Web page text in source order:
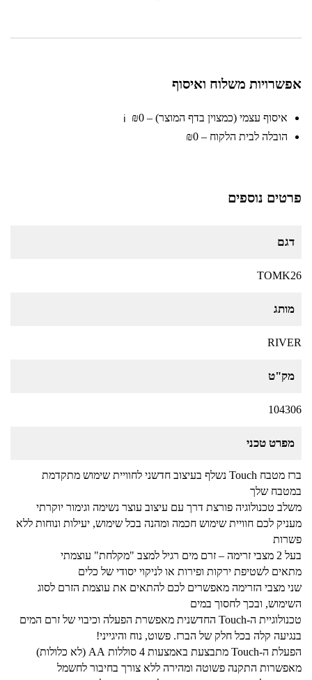
אפשרויות משלוח ואיסוף
איסוף עצמי (כמצוין בדף המוצר) – ₪0 ℹ️
הובלה לבית הלקוח – ₪0
פרטים נוספים
דגם
TOMK26
מותג
RIVER
מק"ט
104306
מפרט טכני
ברז מטבח Touch נשלף בעיצוב חדשני לחוויית שימוש מתקדמת
במטבח שלך
משלב טכנולוגיה פורצת דרך עם עיצוב עוצר נשימה וגימור יוקרתי
מעניק לכם חוויית שימוש חכמה ומהנה בכל שימוש, יעילות ונוחות ללא
פשרות
בעל 2 מצבי זרימה – זרם מים רגיל למצב "מקלחת" עוצמתי
מתאים לשטיפת ירקות ופירות או לניקוי יסודי של כלים
שני מצבי הזרימה מאפשרים לכם להתאים את עוצמת הזרם לסוג
השימוש, ובכך לחסוך במים
טכנולוגיית ה-Touch החדשנית מאפשרת הפעלה וכיבוי של זרם המים
בנגיעה קלה בכל חלק של הברז. פשוט, נוח והיגייני!
הפעלת ה-Touch מתבצעת באמצעות 4 סוללות AA (לא כלולות)
מאפשרות התקנה פשוטה ומהירה ללא צורך בחיבור לחשמל